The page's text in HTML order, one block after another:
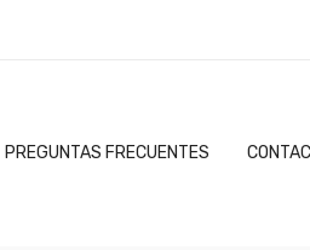
PREGUNTAS FRECUENTES